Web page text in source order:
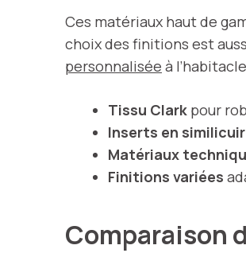
Ces matériaux haut de
choix des finitions est
personnalisée à
Tissu Clark pour
Inserts en similicuir
Matériaux
Finitions variées
Comparaison